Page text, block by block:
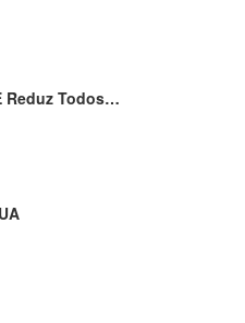
Reduz Todos…